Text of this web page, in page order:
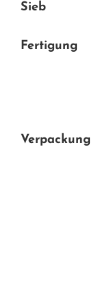
Sieb
Fertigung
Verpackung